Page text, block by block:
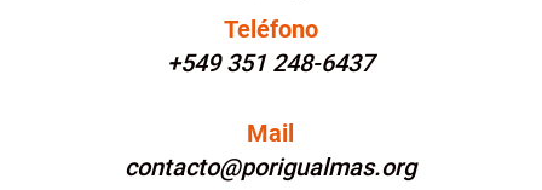
Teléfono
+549 351 248-6437
Mail
contacto@porigualmas.org